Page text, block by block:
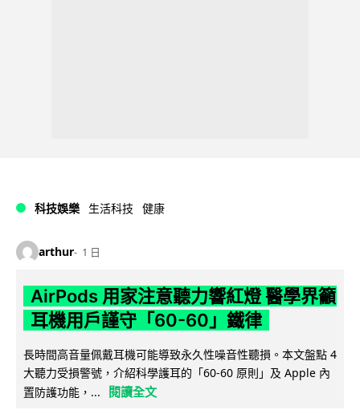
科技娛樂 生活科技 健康
arthur 1 日
AirPods 用家注意聽力響紅燈 醫學界籲
耳機用戶謹守「60-60」鐵律
長時間高音量佩戴耳機可能導致永久性噪音性聽損。本文盤點 4
大聽力受損警號，介紹科學護耳的「60-60 原則」及 Apple 內
置防護功能，...
閱讀全文